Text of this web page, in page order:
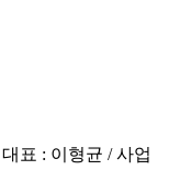
대표 : 이형균 / 사업